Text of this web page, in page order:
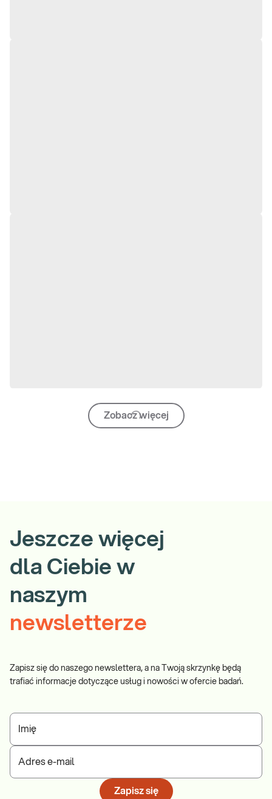
Zobacz więcej
Jeszcze więcej
dla Ciebie w
naszym
newsletterze
Zapisz się do naszego newslettera, a na Twoją skrzynkę będą
trafiać informacje dotyczące usług i nowości w ofercie badań.
Imię
Adres e-mail
Zapisz się